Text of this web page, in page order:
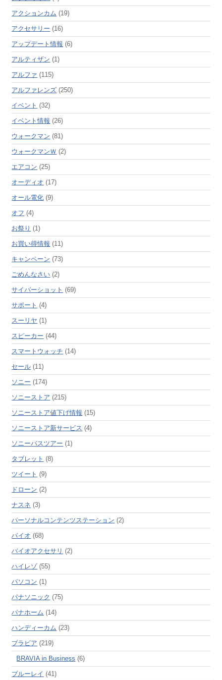
アクションカム (19)
アクセサリー (16)
アップデート情報 (6)
アルティザン (1)
アルファ (115)
アルファレンズ (250)
イベント (32)
イベント情報 (26)
ウォークマン (81)
ウォークマンＷ (2)
エアコン (25)
オーディオ (17)
オール電化 (9)
オフ (4)
お祭り (1)
お買い得情報 (11)
キャンペーン (73)
ごめんなさい (2)
サイバーショット (69)
サポート (4)
スーリヤ (1)
スピーカー (44)
スマートウォッチ (14)
セール (11)
ソニー (174)
ソニーストア (215)
ソニーストア値下げ情報 (15)
ソニーストア新サービス (4)
ソニーバスツアー (1)
タブレット (8)
ツイート (9)
ドローン (2)
ナスネ (3)
パーソナルコンテンツステーション (2)
バイオ (68)
バイオアクセサリ (2)
ハイレゾ(55)
パソコン (1)
パナソニック (75)
パナホーム (14)
ハンディーカム (23)
ブラビア (219)
BRAVIA in Business (6)
ブルーレイ (41)